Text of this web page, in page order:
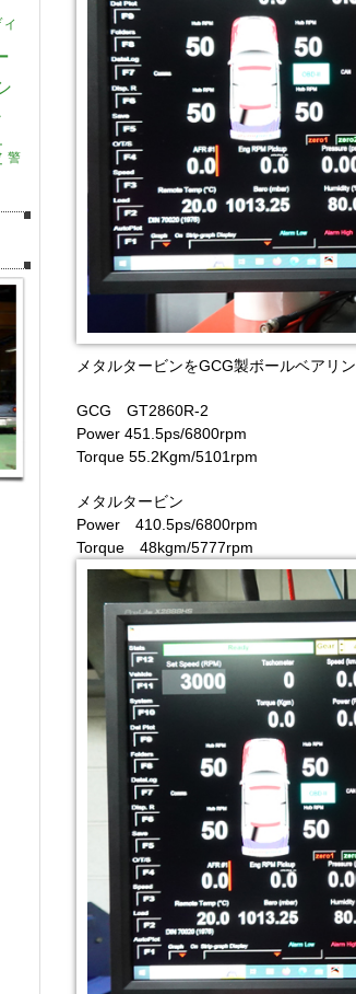
メタルタービンをGCG製ボールベアリ
GCG GT2860R-2
Power 451.5ps/6800rpm
Torque 55.2Kgm/5101rpm
メタルタービン
Power 410.5ps/6800rpm
Torque 48kgm/5777rpm
警